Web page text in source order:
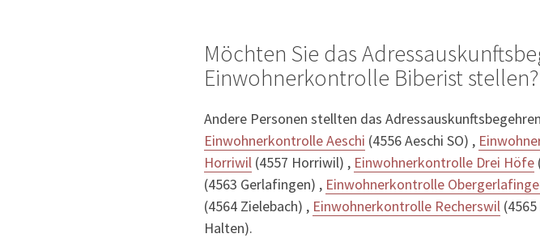
Möchten Sie das
Einwohnerkontrolle Biberist stellen?
Andere Personen stellten das
Einwohnerkontrolle Aeschi (4556 Aeschi SO) ,
Horriwil (4557 Horriwil) , Einwohnerkontrolle Drei Höfe
(4563 Gerlafingen) , Einwohnerkontrolle
(4564 Zielebach) , Einwohnerkontrolle Recherswil
Halten).